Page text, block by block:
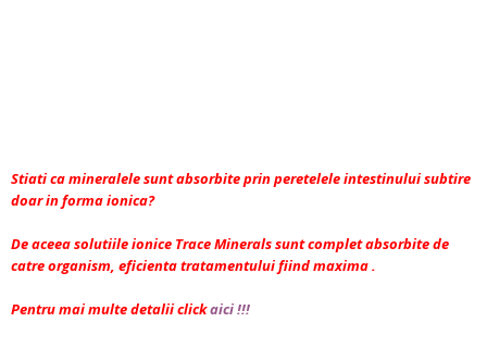
Stiati ca mineralele sunt absorbite prin peretelele intestinului subtire
doar in forma ionica?
De aceea solutiile ionice Trace Minerals sunt complet absorbite de
catre organism, eficienta tratamentului fiind maxima .
Pentru mai multe detalii clickaici !!!